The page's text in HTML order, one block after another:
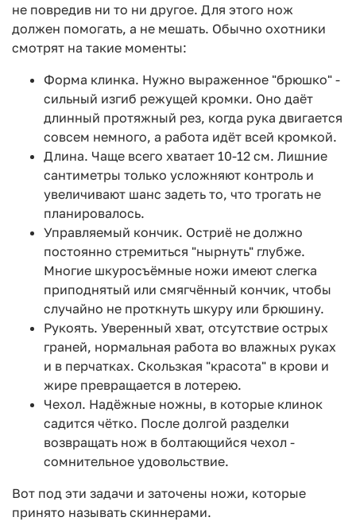
не повредив ни то ни другое. Для этого нож
должен помогать, а не мешать. Обычно охотники
смотрят на такие моменты:
Форма клинка. Нужно выраженное "брюшко" -
сильный изгиб режущей кромки. Оно даёт
длинный протяжный рез, когда рука двигается
совсем немного, а работа идёт всей кромкой.
Длина. Чаще всего хватает 10-12 см. Лишние
сантиметры только усложняют контроль и
увеличивают шанс задеть то, что трогать не
планировалось.
Управляемый кончик. Остриё не должно
постоянно стремиться "нырнуть" глубже.
Многие шкуросъёмные ножи имеют слегка
приподнятый или смягчённый кончик, чтобы
случайно не проткнуть шкуру или брюшину.
Рукоять. Уверенный хват, отсутствие острых
граней, нормальная работа во влажных руках
и в перчатках. Скользкая "красота" в крови и
жире превращается в лотерею.
Чехол. Надёжные ножны, в которые клинок
садится чётко. После долгой разделки
возвращать нож в болтающийся чехол -
сомнительное удовольствие.
Вот под эти задачи и заточены ножи, которые
принято называть скиннерами.